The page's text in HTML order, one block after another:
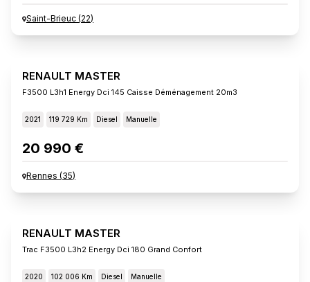
Saint-Brieuc (22)
RENAULT MASTER
F3500 L3h1 Energy Dci 145 Caisse Déménagement 20m3
2021 119 729 Km Diesel Manuelle
20 990 €
Rennes (35)
RENAULT MASTER
Trac F3500 L3h2 Energy Dci 180 Grand Confort
2020 102 006 Km Diesel Manuelle